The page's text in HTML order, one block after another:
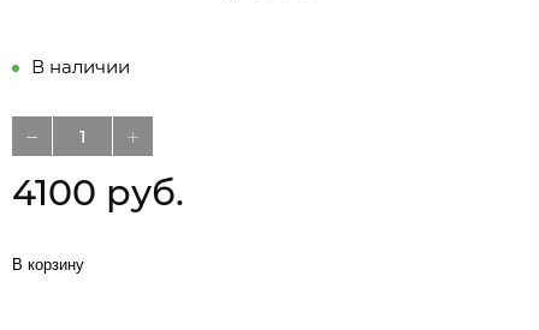
В наличии
4100 руб.
В корзину